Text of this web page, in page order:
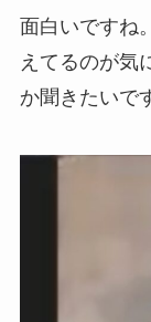
面白いですね
えてるのが気
か聞きたいで